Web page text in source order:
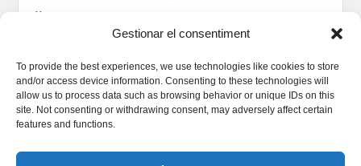
Gestionar el consentiment
To provide the best experiences, we use technologies like cookies to store
and/or access device information. Consenting to these technologies will
allow us to process data such as browsing behavior or unique IDs on this
site. Not consenting or withdrawing consent, may adversely affect certain
features and functions.
llengua
xerrada
Qui som
Dinamització i Sociolingüística